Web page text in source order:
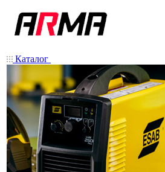
Каталог